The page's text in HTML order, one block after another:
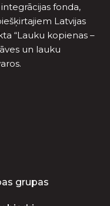
fonda,
Latvijas
“Lauku kopienas –
un lauku
grupas